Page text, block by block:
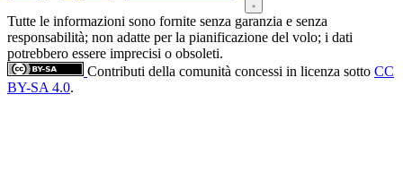
Tutte le informazioni sono fornite senza garanzia e senza
responsabilità; non adatte per la pianificazione del volo; i dati
potrebbero essere imprecisi o obsoleti.
Contributi della comunità concessi in licenza sotto CC
BY-SA 4.0.